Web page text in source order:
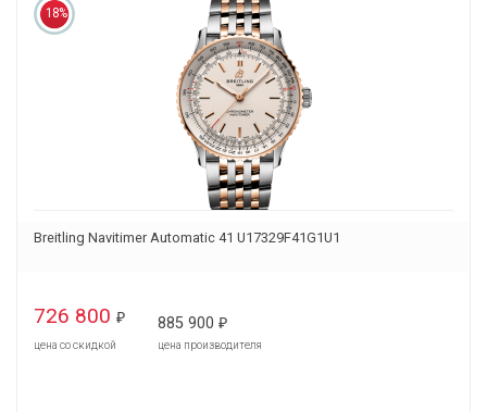
18%
Breitling Navitimer Automatic 41 U17329F41G1U1
726 800 ₽
цена со скидкой
885 900 ₽
цена производителя